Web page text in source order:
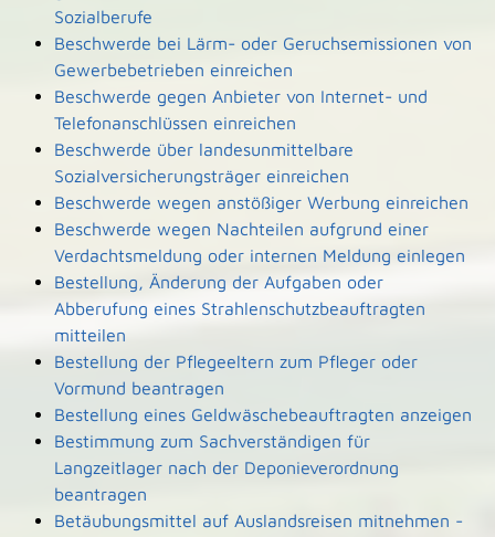
Sozialberufe
Beschwerde bei Lärm- oder Geruchsemissionen von
Gewerbebetrieben einreichen
Beschwerde gegen Anbieter von Internet- und
Telefonanschlüssen einreichen
Beschwerde über landesunmittelbare
Sozialversicherungsträger einreichen
Beschwerde wegen anstößiger Werbung einreichen
Beschwerde wegen Nachteilen aufgrund einer
Verdachtsmeldung oder internen Meldung einlegen
Bestellung, Änderung der Aufgaben oder
Abberufung eines Strahlenschutzbeauftragten
mitteilen
Bestellung der Pflegeeltern zum Pfleger oder
Vormund beantragen
Bestellung eines Geldwäschebeauftragten anzeigen
Bestimmung zum Sachverständigen für
Langzeitlager nach der Deponieverordnung
beantragen
Betäubungsmittel auf Auslandsreisen mitnehmen -